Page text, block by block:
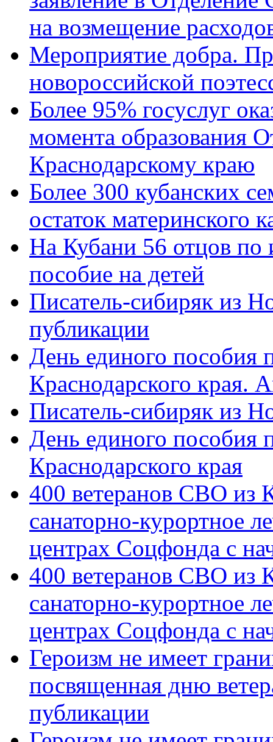
на возмещение
Мероприятие добра.
новороссийской
Более 95% госуслуг
момента образования
Краснодарскому краю
Более 300 кубанских
остаток материнского
На Кубани 56 отцов по
пособие на детей
Писатель-сибиряк из
публикации
День единого пособия
Краснодарского края.
Писатель-сибиряк из
День единого пособия
Краснодарского края
400 ветеранов СВО из
санаторно-курортное
центрах Соцфонда с
400 ветеранов СВО из
санаторно-курортное
центрах Соцфонда с
Героизм не имеет
посвященная дню
публикации